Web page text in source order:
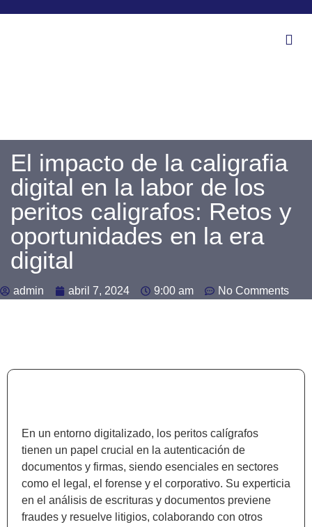
El impacto de la caligrafia
digital en la labor de los
peritos caligrafos: Retos y
oportunidades en la era
digital
admin abril 7, 2024 9:00 am No Comments
En un entorno digitalizado, los peritos calígrafos
tienen un papel crucial en la autenticación de
documentos y firmas, siendo esenciales en sectores
como el legal, el forense y el corporativo. Su experticia
en el análisis de escrituras y documentos previene
fraudes y resuelve litigios, colaborando con otros